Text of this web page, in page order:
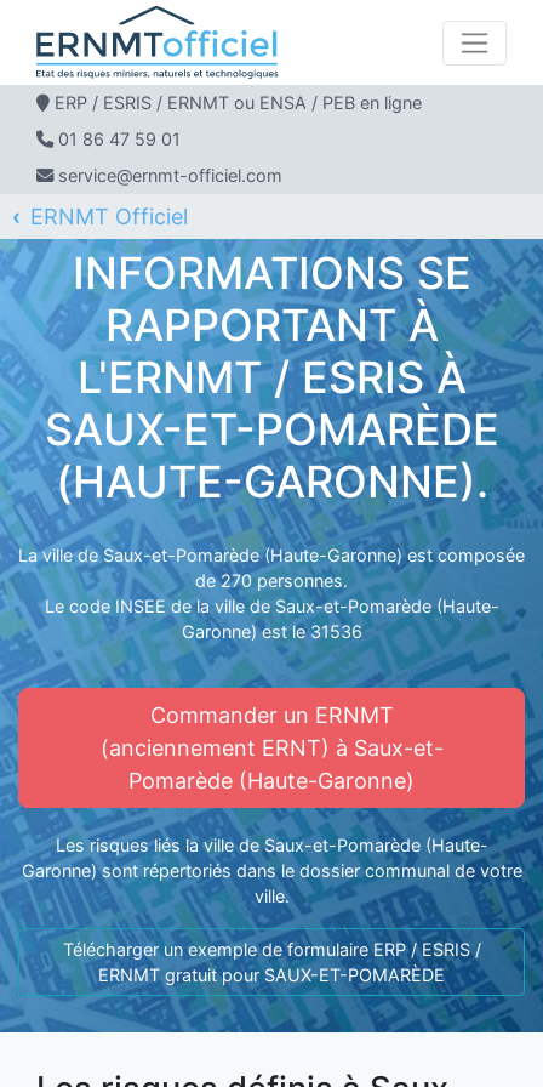
ERP / ESRIS / ERNMT ou ENSA / PEB en ligne
01 86 47 59 01
service@ernmt-officiel.com
ERNMT Officiel
ERP / ESRIS / ERNMT pour SAUX-ET-POMARÈDE
INFORMATIONS SE
RAPPORTANT À
L'ERNMT / ESRIS À
SAUX-ET-POMARÈDE
(HAUTE-GARONNE).
La ville de Saux-et-Pomarède (Haute-Garonne) est composée
de 270 personnes.
Le code INSEE de la ville de Saux-et-Pomarède (Haute-
Garonne) est le 31536
Commander un ERNMT
(anciennement ERNT) à Saux-et-
Pomarède (Haute-Garonne)
Les risques liés la ville de Saux-et-Pomarède (Haute-
Garonne) sont répertoriés dans le dossier communal de votre
ville.
Télécharger un exemple de formulaire ERP / ESRIS /
ERNMT gratuit pour SAUX-ET-POMARÈDE